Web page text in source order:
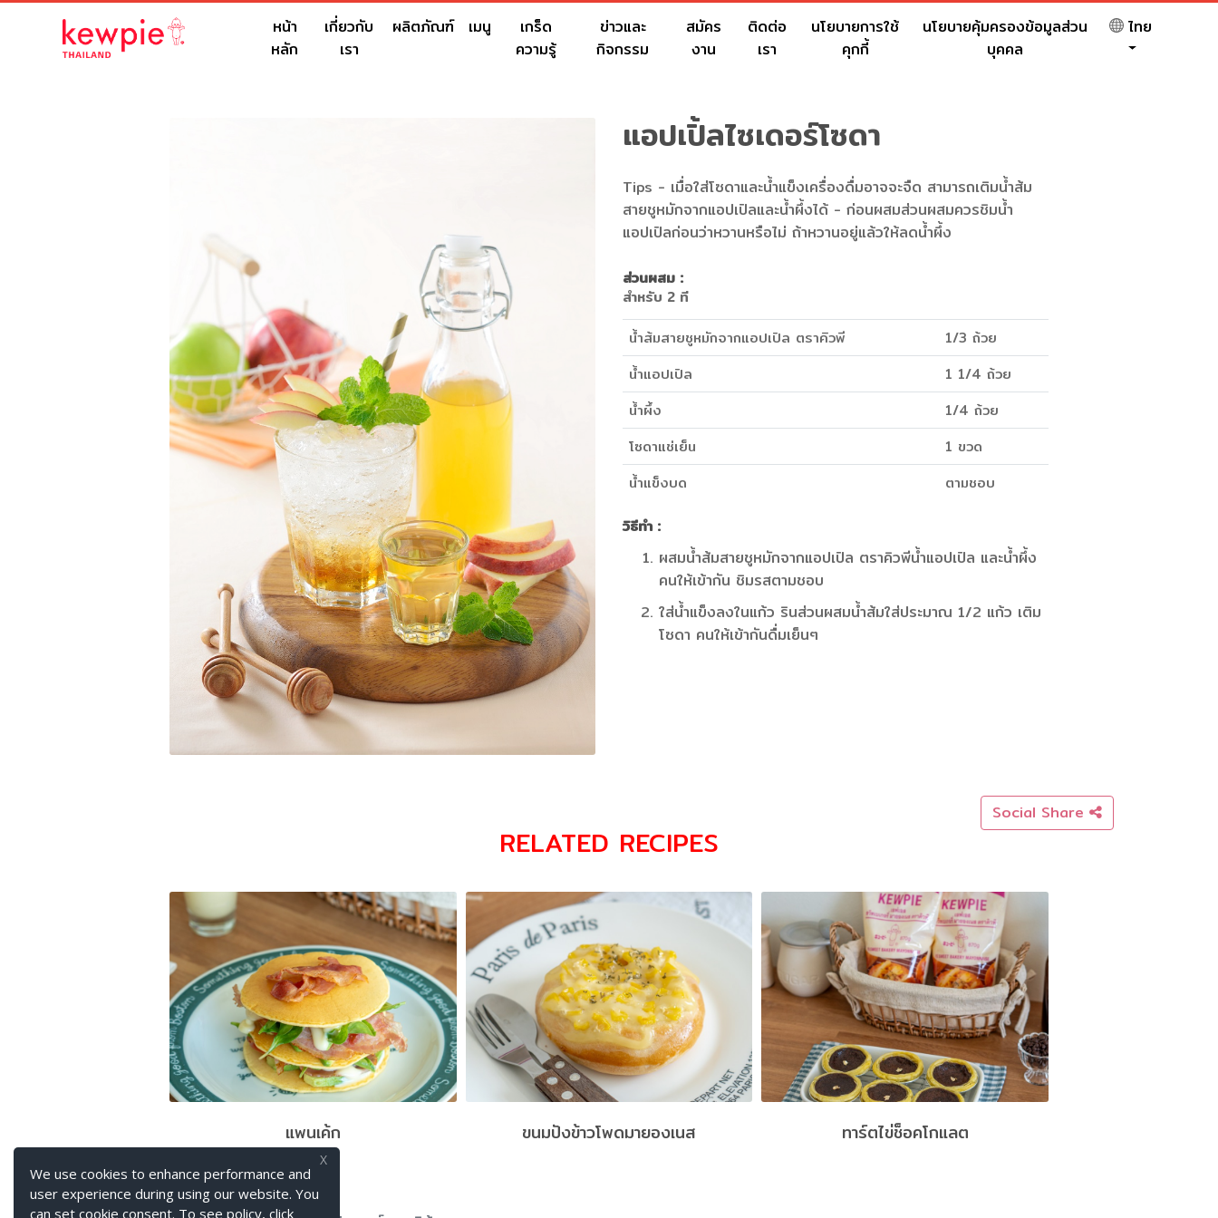
We use cookies to enhance performance and
user experience during using our website. You
can set cookie consent. To see policy, click
X
หน้า
หลัก
เกี่ยวกับ
เรา
ผลิตภัณฑ์ เมนู
เกร็ด
ความรู้
ข่าวและ
กิจกรรม
สมัคร
งาน
ติดต่อ
เรา
นโยบายการใช้
คุกกี้
นโยบายคุ้มครองข้อมูลส่วน
บุคคล
ไทย
แอปเปิ้ลไซเดอร์โซดา
Tips - เมื่อใส่โซดาและน้ำแข็งเครื่องดื่มอาจจะจืด สามารถเติมน้ำส้ม
สายชูหมักจากแอปเปิลและน้ำผึ้งได้ - ก่อนผสมส่วนผสมควรชิมน้ำ
แอปเปิลก่อนว่าหวานหรือไม่ ถ้าหวานอยู่แล้วให้ลดน้ำผึ้ง
ส่วนผสม :
สำหรับ 2 ที
น้ำส้มสายชูหมักจากแอปเปิล ตราคิวพี
1/3 ถ้วย
น้ำแอปเปิล
1 1/4 ถ้วย
น้ำผึ้ง
1/4 ถ้วย
โซดาแช่เย็น
1 ขวด
น้ำแข็งบด
ตามชอบ
วิธีทำ :
ผสมน้ำส้มสายชูหมักจากแอปเปิล ตราคิวพีน้ำแอปเปิล และน้ำผึ้ง
คนให้เข้ากัน ชิมรสตามชอบ
ใส่น้ำแข็งลงในแก้ว รินส่วนผสมน้ำส้มใส่ประมาณ 1/2 แก้ว เติม
โซดา คนให้เข้ากันดื่มเย็นๆ
Social Share
RELATED RECIPES
แพนเค้ก ขนมปังข้าวโพดมายองเนส ทาร์ตไข่ช็อคโกแลต